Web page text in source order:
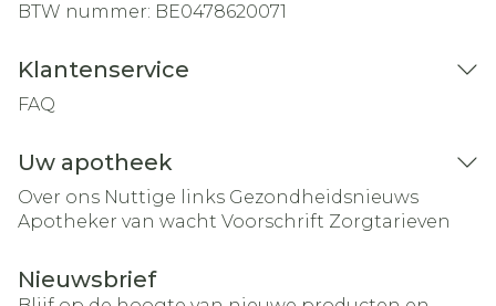
BTW nummer: BE0478620071
Klantenservice
FAQ
Uw apotheek
Over ons Nuttige links Gezondheidsnieuws
Apotheker van wacht Voorschrift Zorgtarieven
Nieuwsbrief